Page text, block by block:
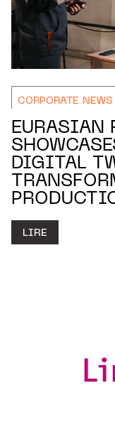
CORPORATE NEWS
EURASIAN
DIGITAL
LIRE